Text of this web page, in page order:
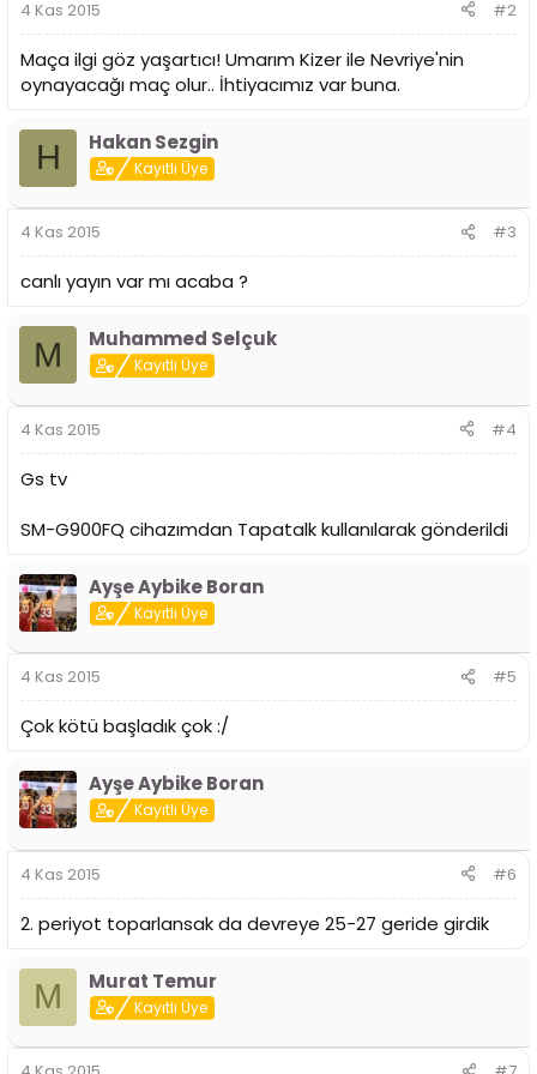
4 Kas 2015 #2
Maça ilgi göz yaşartıcı! Umarım Kizer ile Nevriye'nin
oynayacağı maç olur.. İhtiyacımız var buna.
H Hakan Sezgin
Kayıtlı Üye
4 Kas 2015 #3
canlı yayın var mı acaba ?
M Muhammed Selçuk
Kayıtlı Üye
4 Kas 2015 #4
Gs tv
SM-G900FQ cihazımdan Tapatalk kullanılarak gönderildi
Ayşe Aybike Boran
Kayıtlı Üye
4 Kas 2015 #5
Çok kötü başladık çok :/
Ayşe Aybike Boran
Kayıtlı Üye
4 Kas 2015 #6
2. periyot toparlansak da devreye 25-27 geride girdik
M Murat Temur
Kayıtlı Üye